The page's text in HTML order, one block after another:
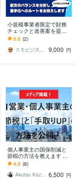
小規模事業者限定で財務
チェックと改善案を提供
します スモールビジネス
向け！使いやすい資金繰
り表も併せてご提供！
5.0 (2)
スモビジ大学長｜てらもと さとし
9,000 円
個人事業主の国保削減と
節税の方法を教えます 個
人事業主が経費を削減し
て、手取りを増やす方法
4.0 (8)
Akutsu Kazuhiro 6,500 円